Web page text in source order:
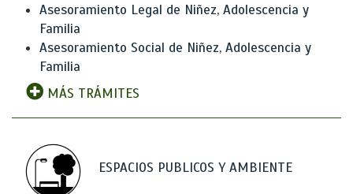
Asesoramiento Legal de Niñez, Adolescencia y
Familia
Asesoramiento Social de Niñez, Adolescencia y
Familia
MÁS TRÁMITES
ESPACIOS PUBLICOS Y AMBIENTE